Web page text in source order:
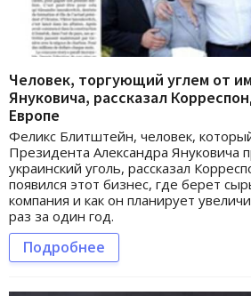
Человек, торгующий углем от
Януковича, рассказал
Европе
Феликс Блитштейн, человек,
Президента Александра Януковича
украинский уголь, рассказал
появился этот бизнес, где берет
компания и как он планирует
раз за один год.
Подробнее